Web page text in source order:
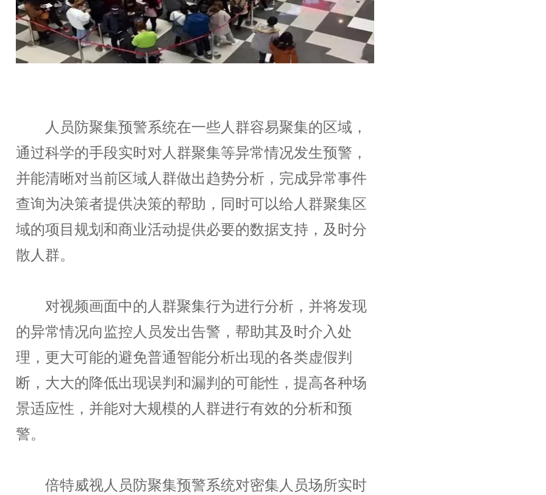
人员防聚集预警系统在一些人群容易聚集的区域，
通过科学的手段实时对人群聚集等异常情况发生预警，
并能清晰对当前区域人群做出趋势分析，完成异常事件
查询为决策者提供决策的帮助，同时可以给人群聚集区
域的项目规划和商业活动提供必要的数据支持，及时分
散人群。
对视频画面中的人群聚集行为进行分析，并将发现
的异常情况向监控人员发出告警，帮助其及时介入处
理，更大可能的避免普通智能分析出现的各类虚假判
断，大大的降低出现误判和漏判的可能性，提高各种场
景适应性，并能对大规模的人群进行有效的分析和预
警。
倍特威视人员防聚集预警系统对密集人员场所实时